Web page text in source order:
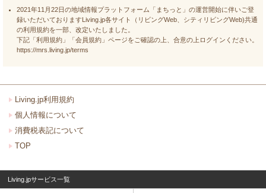
2021年11月22日の地域情報プラットフォーム「まちっと」の運営開始に伴いご登
録いただいておりますLiving.jp各サイト（リビングWeb、シティリビングWeb)共通
の利用規約を一部、改定いたしました。
下記「利用規約」「会員規約」ページをご確認の上、合意の上ログインください。
https://mrs.living.jp/terms
Living.jp利用規約
個人情報について
消費税表記について
TOP
Living.jpサービス一覧